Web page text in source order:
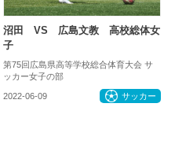
沼田 VS 広島文教 高校総体女
子
第75回広島県高等学校総合体育大会 サ
ッカー女子の部
2022-06-09 サッカー